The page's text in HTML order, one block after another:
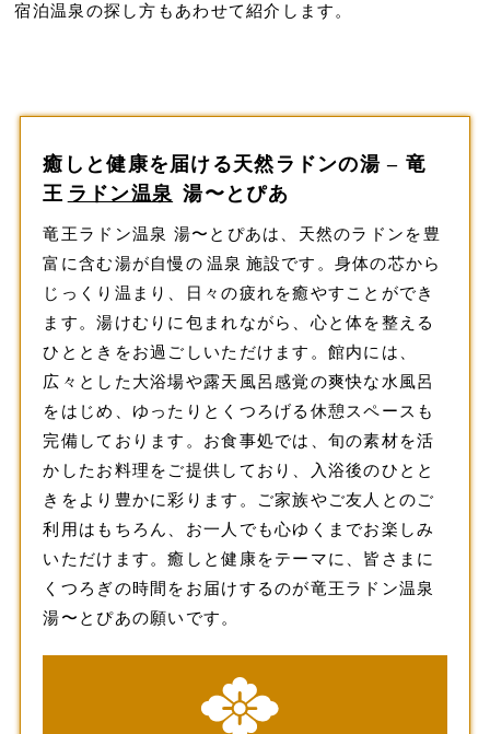
宿泊温泉の探し方もあわせて紹介します。
癒しと健康を届ける天然ラドンの湯 – 竜
王 ラドン温泉 湯〜とぴあ
竜王ラドン温泉 湯〜とぴあは、天然のラドンを豊
富に含む湯が自慢の 温泉 施設です。身体の芯から
じっくり温まり、日々の疲れを癒やすことができ
ます。湯けむりに包まれながら、心と体を整える
ひとときをお過ごしいただけます。館内には、
広々とした大浴場や露天風呂感覚の爽快な水風呂
をはじめ、ゆったりとくつろげる休憩スペースも
完備しております。お食事処では、旬の素材を活
かしたお料理をご提供しており、入浴後のひとと
きをより豊かに彩ります。ご家族やご友人とのご
利用はもちろん、お一人でも心ゆくまでお楽しみ
いただけます。癒しと健康をテーマに、皆さまに
くつろぎの時間をお届けするのが竜王ラドン温泉
湯〜とぴあの願いです。